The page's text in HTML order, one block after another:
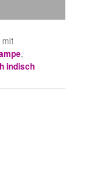
mit
,
indisch